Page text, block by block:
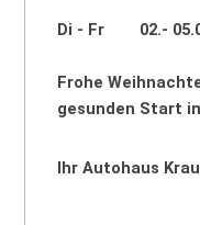
Di - Fr 02.-
Frohe
gesunden Start
Ihr Autohaus